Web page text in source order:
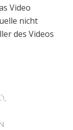
Video
nicht
des Videos
,